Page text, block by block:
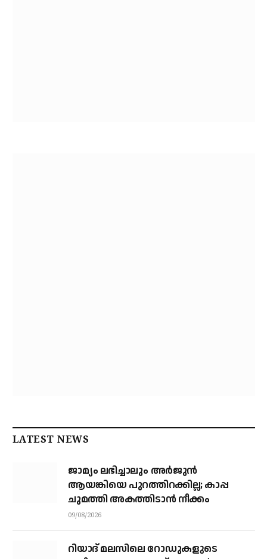
LATEST NEWS
ജാമ്യം ലഭിച്ചാലും അര്‍ജുന്‍
ആയങ്കിയെ പുറത്തിറക്കില്ല; കാപ്പ
ചുമത്തി അകത്തിടാന്‍ നീക്കം
09/08/2026
റിയാദ് മലസിലെ റോഡുകളുടെ